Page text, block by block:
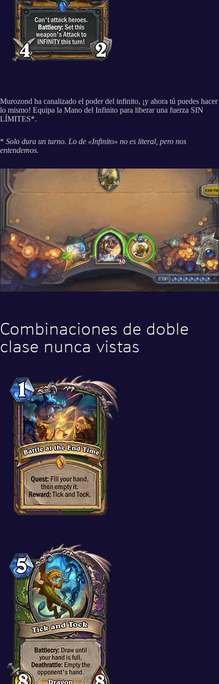
Murozond ha canalizado el poder del infinito, ¡y ahora tú puedes hacer
lo mismo! Equipa la Mano del Infinito para liberar una fuerza SIN
LÍMITES*.
* Solo dura un turno. Lo de «Infinito» no es literal, pero nos
entendemos.
Combinaciones de doble
clase nunca vistas